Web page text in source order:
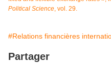
Political Science, vol. 29.
#Relations financières
Partager